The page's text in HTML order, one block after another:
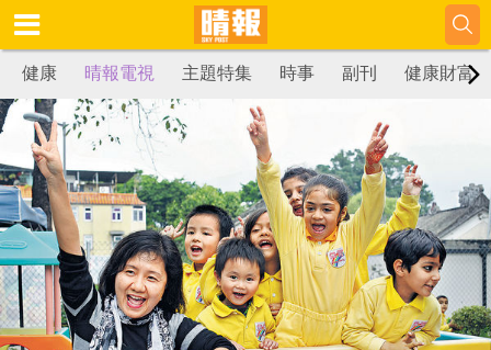
健康 晴報電視 主題特集 時事 副刊 健康財富